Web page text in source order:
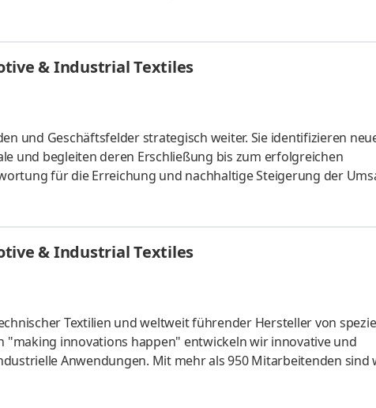
für MONTAPLAST arbeiten – über alle Hierarchiestufen, alle
Heraus­forderungen der Automobil­industrie faszinieren Sie
& Industrial Textiles
strategisch weiter. Sie identifizieren neue
und begleiten deren Erschließung bis zum erfolgreichen
und
& Industrial Textiles
Textilien und weltweit führender Hersteller von
"making innovations happen" entwickeln wir innovative und
Anwendungen. Mit mehr als 950 Mitarbeitenden sind
Slowakei, den USA, Mexiko, China, Indien, Korea, Japan,